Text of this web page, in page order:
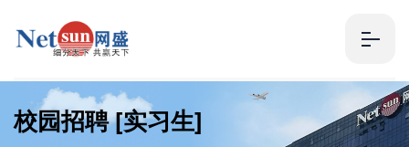
校园招聘[实习生]